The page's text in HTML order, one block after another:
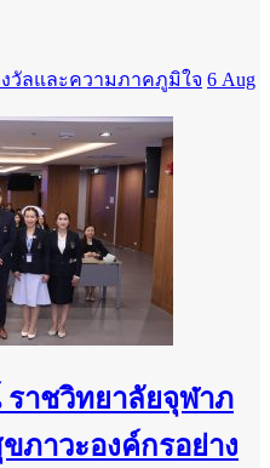
งวัลและความภาคภูมิใจ 6 Aug
าชวิทยาลัยจุฬาภ
ภาวะองค์กรอย่าง